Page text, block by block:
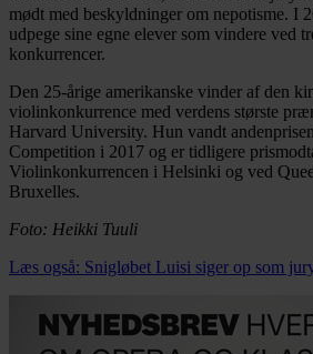
mødt med beskyldninger om nepotisme. I
udpege sine egne elever som vindere ved
konkurrencer.
Den 25-årige amerikanske vinder af den
violinkonkurrence med verdens største
Harvard University. Hun vandt
Competition i 2017 og er tidligere
Violinkonkurrencen i Helsinki og ved
Bruxelles.
Foto: Heikki Tuuli
Læs også: Snigløbet Luisi siger op som